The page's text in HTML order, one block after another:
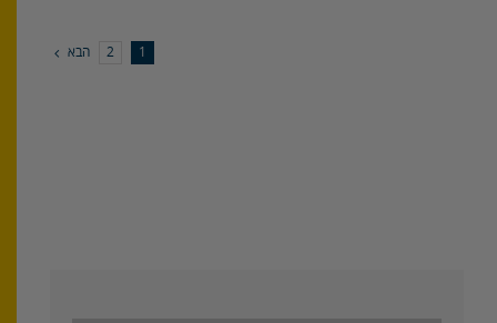
1
2 הבא